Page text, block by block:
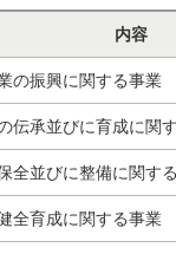
内容
の振興に関する事業
伝承並びに育成に関
全並びに整備に関す
全育成に関する事業